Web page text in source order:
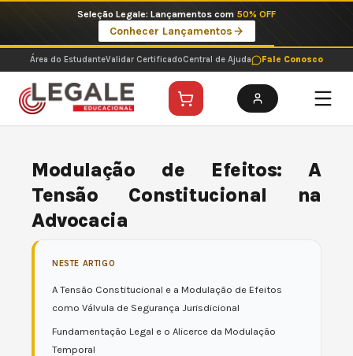
o
conteúdo
Seleção Legale: Lançamentos com 50% OFF
Conhecer Lançamentos
Área do EstudanteValidar CertificadoCentral de Ajuda Fale Conosco
Modulação de Efeitos: A
Tensão Constitucional na
Advocacia
NESTE ARTIGO
A Tensão Constitucional e a Modulação de Efeitos
como Válvula de Segurança Jurisdicional
Fundamentação Legal e o Alicerce da Modulação
Temporal